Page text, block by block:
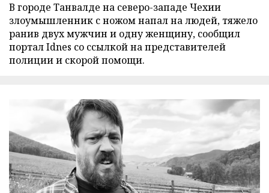
В городе Танвалде на северо-западе Чехии
злоумышленник с ножом напал на людей, тяжело
ранив двух мужчин и одну женщину, сообщил
портал Idnes со ссылкой на представителей
полиции и скорой помощи.